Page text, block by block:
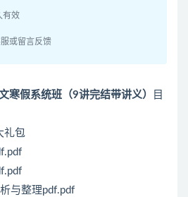
有效
或留言反馈
寒假系统班（9讲完结带讲义）
目
礼包
与整理pdf.pdf